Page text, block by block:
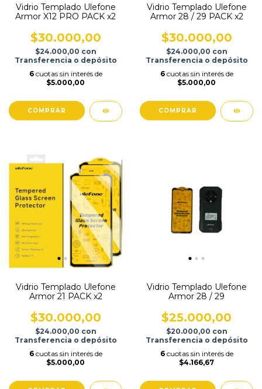
Vidrio Templado Ulefone
Armor X12 PRO PACK x2
$30.000,00
$24.000,00 con
Transferencia o depósito
6 cuotas sin interés de
$5.000,00
Vidrio Templado Ulefone
Armor 28 / 29 PACK x2
$30.000,00
$24.000,00 con
Transferencia o depósito
6 cuotas sin interés de
$5.000,00
Vidrio Templado Ulefone
Armor 21 PACK x2
$30.000,00
$24.000,00 con
Transferencia o depósito
6 cuotas sin interés de
$5.000,00
Vidrio Templado Ulefone
Armor 28 / 29
$25.000,00
$20.000,00 con
Transferencia o depósito
6 cuotas sin interés de
$4.166,67